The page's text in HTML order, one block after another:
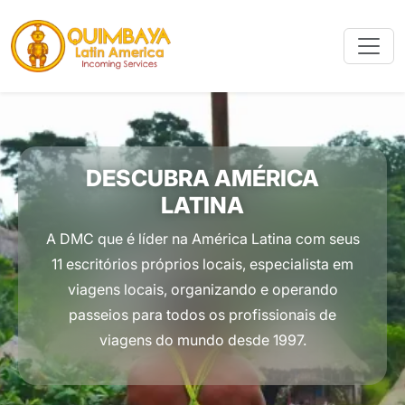
DESCUBRA AMÉRICA
LATINA
A DMC que é líder na América Latina com seus
11 escritórios próprios locais, especialista em
viagens locais, organizando e operando
passeios para todos os profissionais de
viagens do mundo desde 1997.